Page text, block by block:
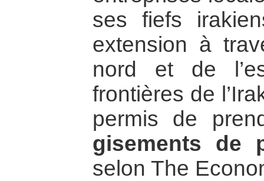
ses fiefs
extension à
nord et de
frontières de
permis de
gisements de
selon The